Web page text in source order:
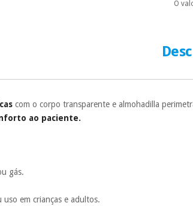
O
com o corpo transparente e almohadilla
ao paciente.
gás.
uso em crianças e adultos.